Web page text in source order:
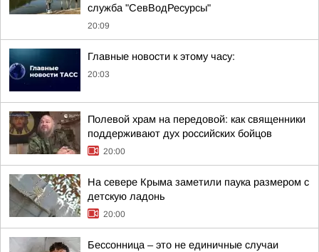
служба "СевВодРесурсы"
20:09
Главные новости к этому часу:
20:03
Полевой храм на передовой: как священники
поддерживают дух российских бойцов
20:00
На севере Крыма заметили паука размером с
детскую ладонь
20:00
Бессонница – это не единичные случаи